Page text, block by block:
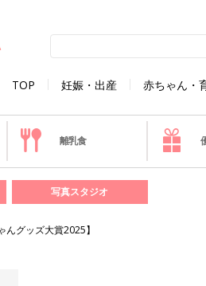
TOP 妊娠・出産 赤ちゃん・
離乳食
写真スタジオ
グッズ大賞2025】